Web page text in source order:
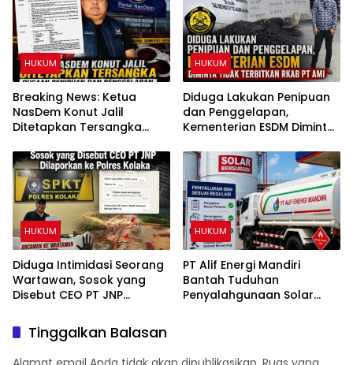
HUKUM
Breaking News: Ketua
NasDem Konut Jalil
Ditetapkan Tersangka
Penggelapan
HUKUM
Diduga Lakukan Penipuan
dan Penggelapan,
Kementerian ESDM Diminta
AMI
HUKUM
Diduga Intimidasi Seorang
Wartawan, Sosok yang
Disebut CEO PT JNP
Kolaka
HUKUM
PT Alif Energi Mandiri
Bantah Tuduhan
Penyalahgunaan Solar
Tinggalkan Balasan